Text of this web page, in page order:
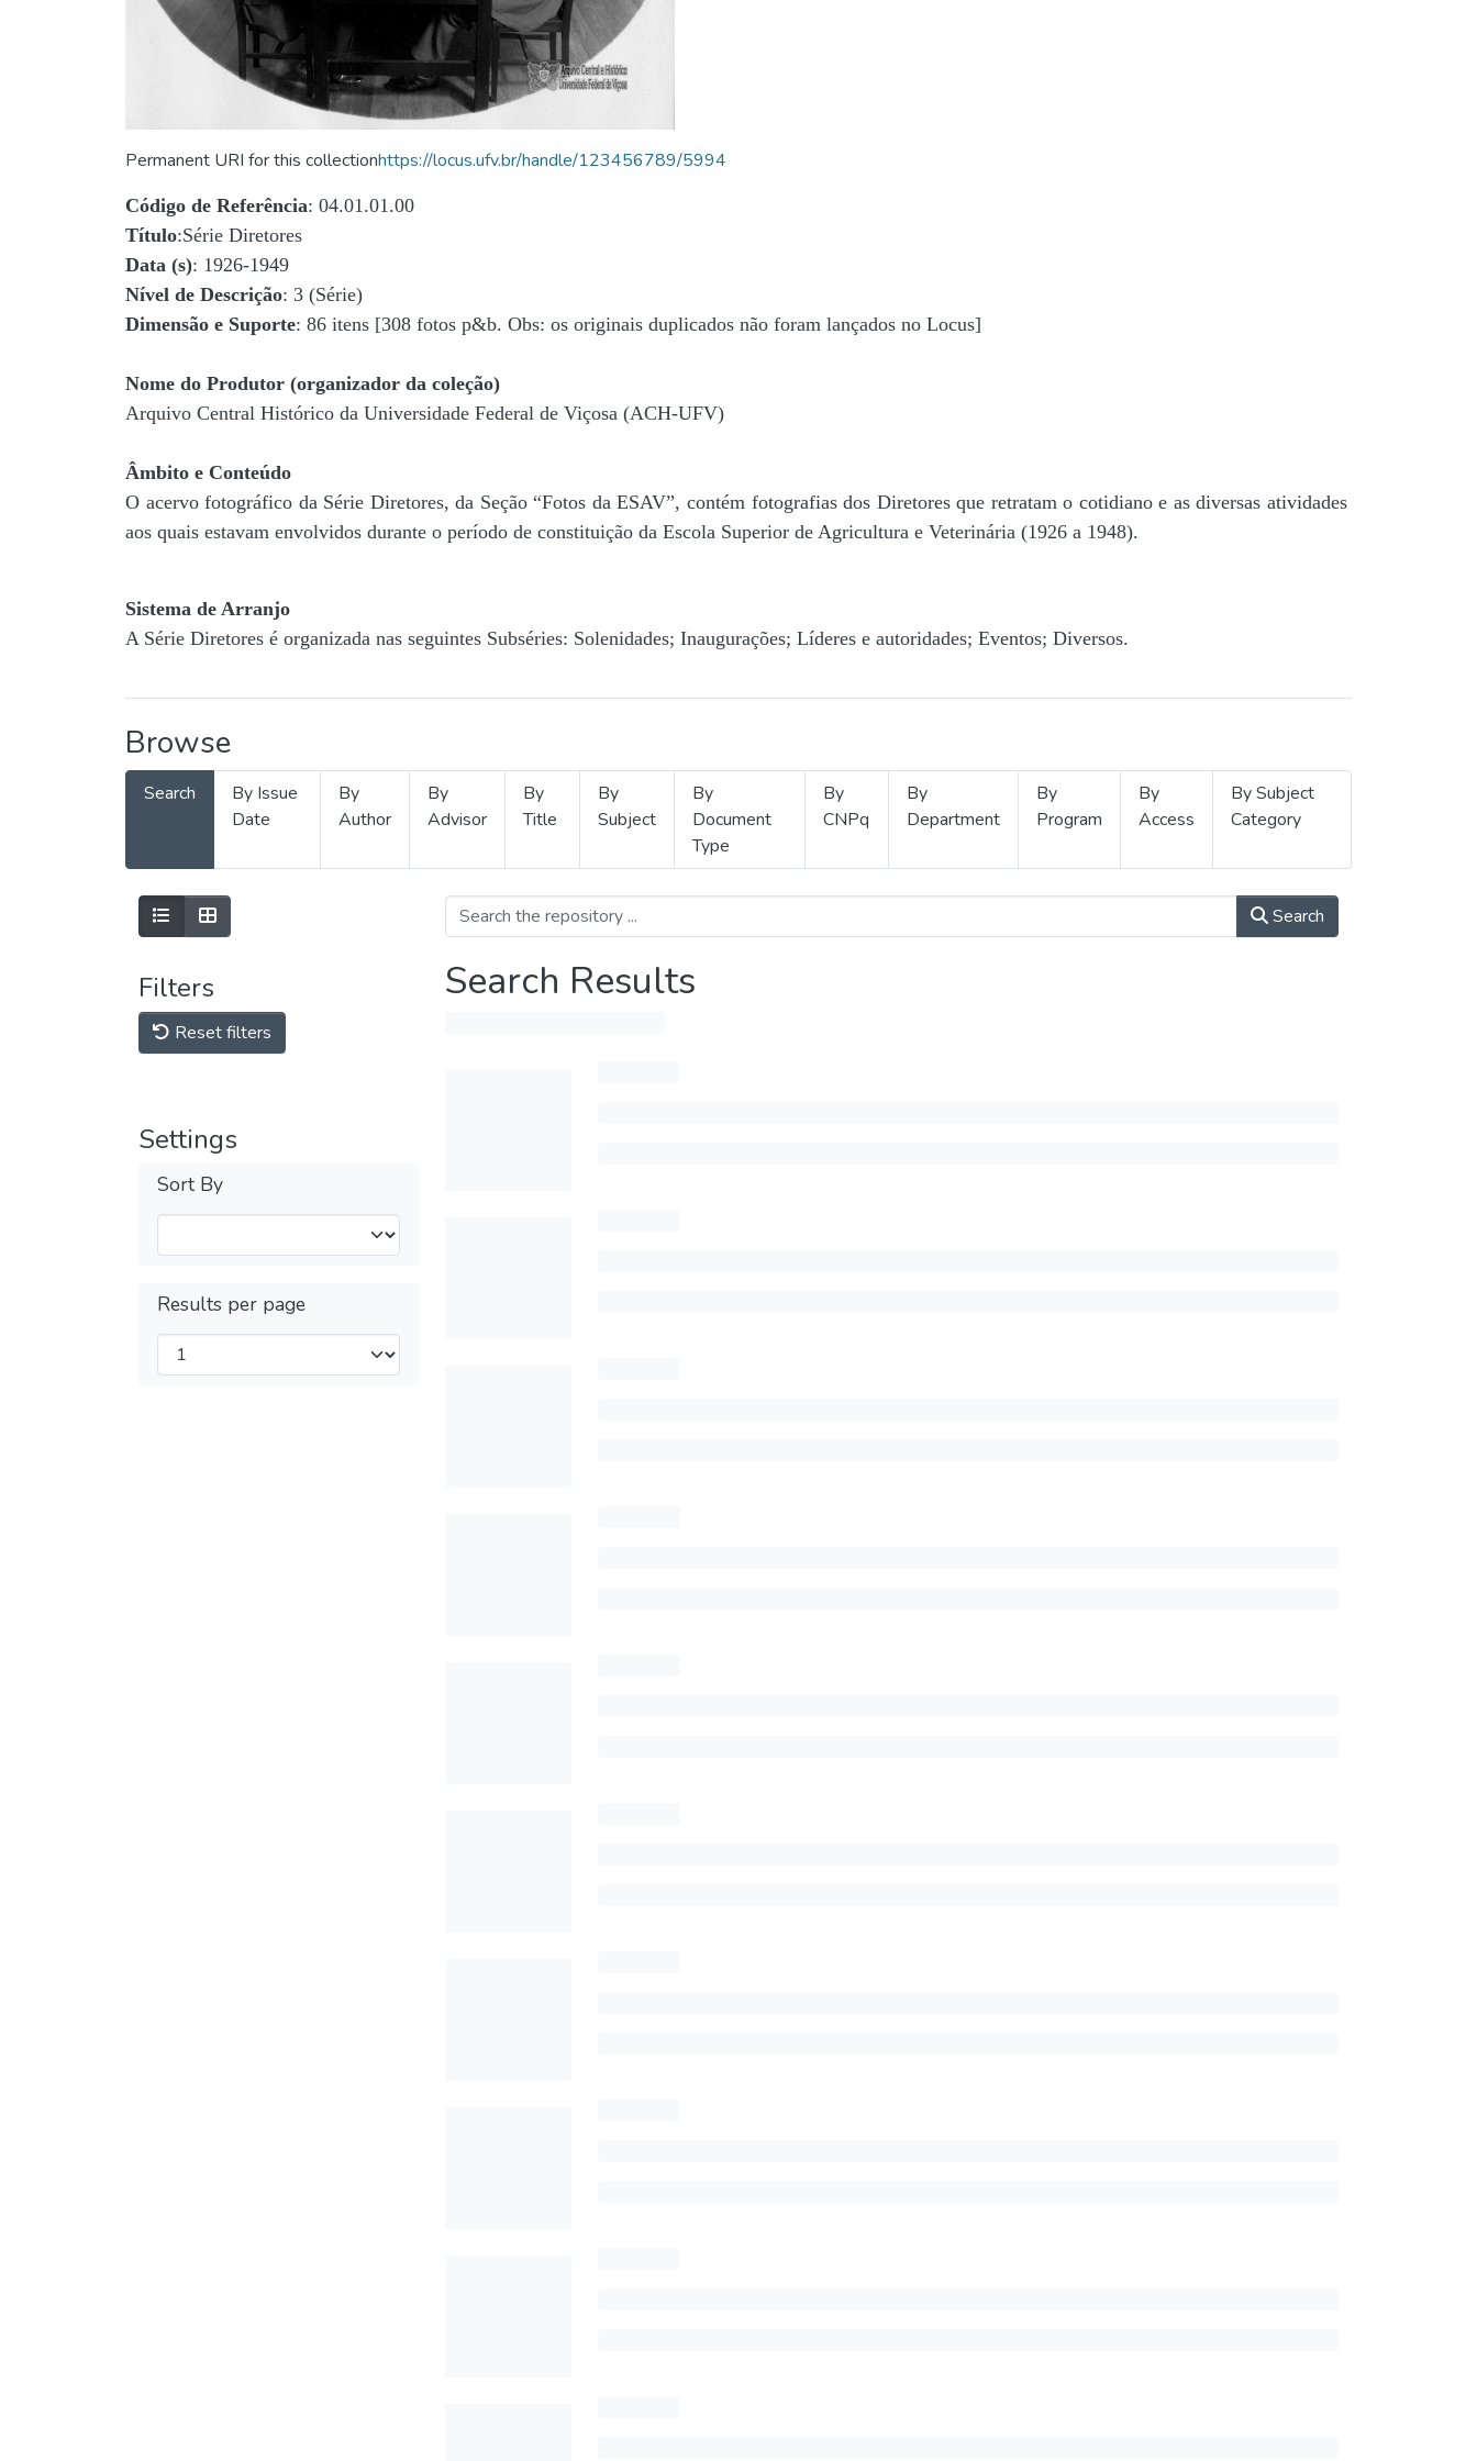
Permanent URI for this collectionhttps://locus.ufv.br/handle/123456789/5994
Código de Referência: 04.01.01.00
Título:Série Diretores
Data (s): 1926-1949
Nível de Descrição: 3 (Série)
Dimensão e Suporte: 86 itens [308 fotos p&b. Obs: os originais duplicados não foram lançados no Locus]
Nome do Produtor (organizador da coleção)
Arquivo Central Histórico da Universidade Federal de Viçosa (ACH-UFV)
Âmbito e Conteúdo
O acervo fotográfico da Série Diretores, da Seção “Fotos da ESAV”, contém fotografias dos Diretores que retratam o cotidiano e as diversas atividades
aos quais estavam envolvidos durante o período de constituição da Escola Superior de Agricultura e Veterinária (1926 a 1948).
Sistema de Arranjo
A Série Diretores é organizada nas seguintes Subséries: Solenidades; Inaugurações; Líderes e autoridades; Eventos; Diversos.
Browse
Search
By Issue
Date
By
Author
By
Advisor
By
Title
By
Subject
By
Document
Type
By
CNPq
By
Department
By
Program
By
Access
By Subject
Category
Filters
Reset filters
Settings
Sort By
Results per page
Search
Search Results